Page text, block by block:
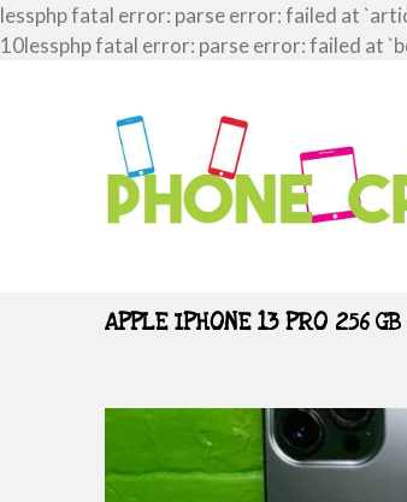
lessphp fatal error: parse error: failed at
10lessphp fatal error: parse error: failed at
APPLE IPHONE 13 PRO 256